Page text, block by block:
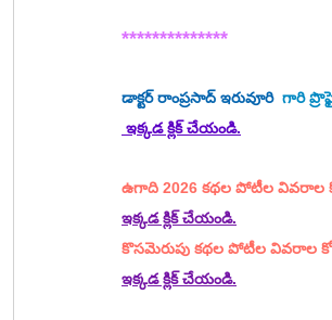
**************
డాక్టర్ రాంప్రసాద్ ఇరువూరి గారి
ఇక్కడ క్లిక్ చేయండి.
ఉగాది 2026 కథల పోటీల వివరాల
ఇక్కడ క్లిక్ చేయండి.
కొసమెరుపు కథల పోటీల వివరాల
ఇక్కడ క్లిక్ చేయండి.